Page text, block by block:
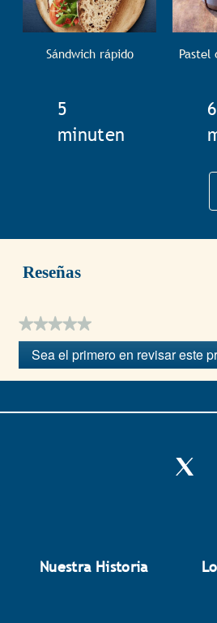
Sándwich rápido
TotalTime
5
minuten
Pastel
6
Reseñas
★★★★★
Sin
puntuación
Sea el primero en revisar este
.
Con
acción
Nuestra Historia